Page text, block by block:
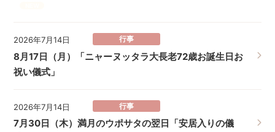
2026年7月14日 行事
8月17日（月）「ニャーヌッタラ大長老72歳お誕生日お
祝い儀式」
2026年7月14日 行事
7月30日（木）満月のウポサタの翌日「安居入りの儀